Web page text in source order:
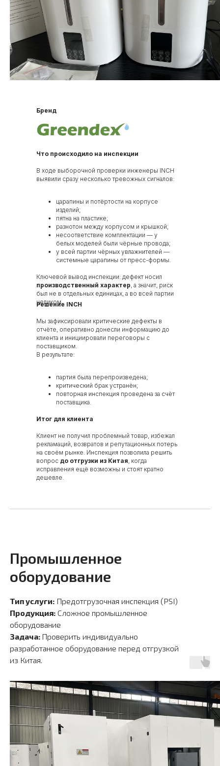
Что происходило на инспекции
В ходе выборочной проверки инженеры INCH
выявили сразу несколько тревожных сигналов:
царапины и потёртости на корпусе
изделий;
пятна на пластике;
разнотон между корпусом и крышкой;
несоответствие комплектации — у
белых моделей были чёрные провода;
у всей партии чёрных увлажнителей —
системные царапины от пресс-формы.
Ключевой вывод инспекции: дефект носил
производственный характер, а значит, риск
был не в отдельных единицах, а во всей партии
целиком.
Решение INCH
Мы зафиксировали критические дефекты в
отчёте, оперативно донесли информацию до
клиента и инициировали переговоры с
поставщиком.
В результате:
партия была перепроизведена;
критический брак устранён;
повторная инспекция проведена за счёт
поставщика.
Итог для клиента
Клиент не получил проблемный товар, избежал
рекламаций, возвратов и репутационных потерь
на своём рынке. Инспекция позволила решить
вопрос до отгрузки из Китая, когда
исправления ещё возможны и стоят кратно
дешевле.
Бренд
Промышленное
оборудование
Тип услуги: Предотгрузочная инспекция (PSI)
Продукция: Сложное промышленное
оборудование
Задача: Проверить индивидуально
разработанное оборудование перед отгрузкой
из Китая.